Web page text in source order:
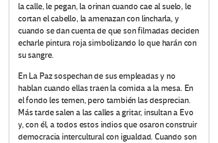
la calle, le pegan, la orinan cuando cae al suelo, le
cortan el cabello, la amenazan con lincharla, y
cuando se dan cuenta de que son filmadas deciden
echarle pintura roja simbolizando lo que harán con
su sangre.
En La Paz sospechan de sus empleadas y no
hablan cuando ellas traen la comida a la mesa. En
el fondo les temen, pero también las desprecian.
Más tarde salen a las calles a gritar, insultan a Evo
y, con él, a todos estos indios que osaron construir
democracia intercultural con igualdad. Cuando son